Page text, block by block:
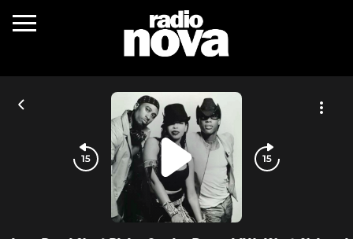
c’était quoi ?
actualités
podcasts
fréquences
nova aime